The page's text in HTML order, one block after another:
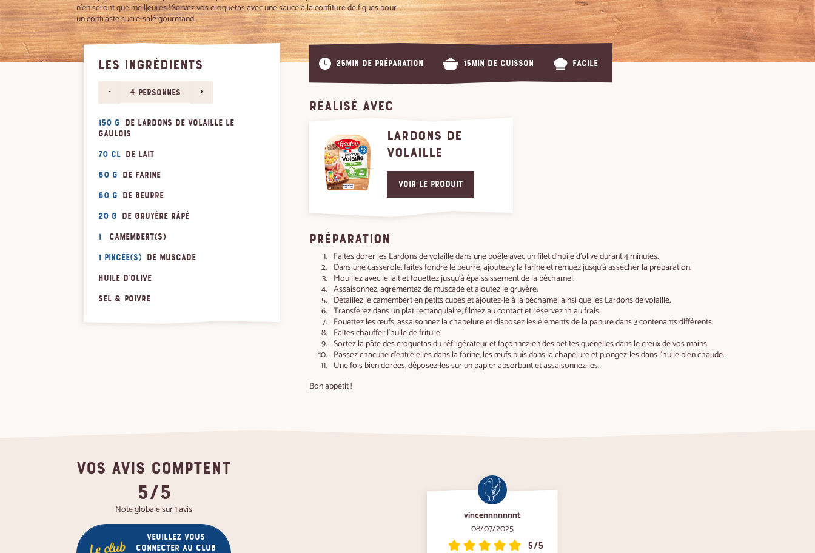
n’en seront que meilleures ! Servez vos croquetas avec une sauce à la confiture de figues pour
un contraste sucré-salé gourmand.
LES INGRÉDIENTS
- 4 personnes +
150 g
de lardons de volaille Le
Gaulois
70 cl de lait
60 g de farine
60 g de beurre
20 g de gruyère râpé
1 camembert(s)
1 pincée(s) de muscade
Huile d'olive
Sel & poivre
25min de préparation 15min de cuisson Facile
RÉALISÉ AVEC
LARDONS DE
VOLAILLE
Voir le produit
PRÉPARATION
Faites dorer les Lardons de volaille dans une poêle avec un filet d’huile d’olive durant 4 minutes.
Dans une casserole, faites fondre le beurre, ajoutez-y la farine et remuez jusqu’à assécher la préparation.
Mouillez avec le lait et fouettez jusqu’à épaississement de la béchamel.
Assaisonnez, agrémentez de muscade et ajoutez le gruyère.
Détaillez le camembert en petits cubes et ajoutez-le à la béchamel ainsi que les Lardons de volaille.
Transférez dans un plat rectangulaire, filmez au contact et réservez 1h au frais.
Fouettez les œufs, assaisonnez la chapelure et disposez les éléments de la panure dans 3 contenants différents.
Faites chauffer l’huile de friture.
Sortez la pâte des croquetas du réfrigérateur et façonnez-en des petites quenelles dans le creux de vos mains.
Passez chacune d’entre elles dans la farine, les œufs puis dans la chapelure et plongez-les dans l’huile bien chaude.
Une fois bien dorées, déposez-les sur un papier absorbant et assaisonnez-les.
Bon appétit !
VOS AVIS COMPTENT
5/5
Note globale sur 1 avis
Veuillez vous
connecter au club
vincennnnnnnt
08/07/2025
5/5